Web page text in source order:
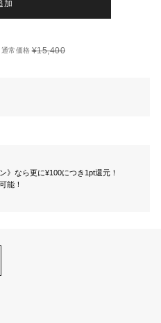
加
通常価格 ¥15,400
》なら更に¥100につき1pt還元！
能！